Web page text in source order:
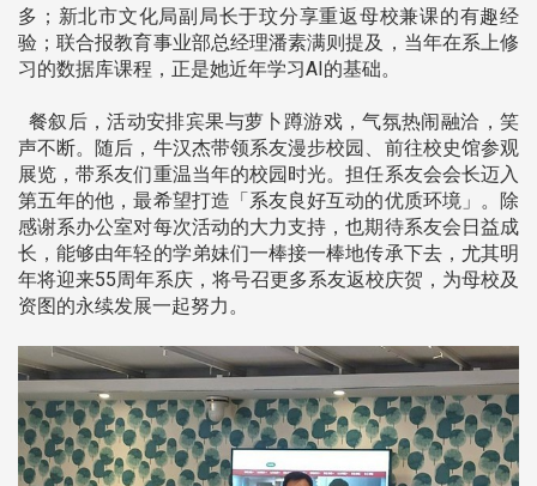
多；新北市文化局副局长于玟分享重返母校兼课的有趣经
验；联合报教育事业部总经理潘素满则提及，当年在系上修
习的数据库课程，正是她近年学习AI的基础。
餐叙后，活动安排宾果与萝卜蹲游戏，气氛热闹融洽，笑
声不断。随后，牛汉杰带领系友漫步校园、前往校史馆参观
展览，带系友们重温当年的校园时光。担任系友会会长迈入
第五年的他，最希望打造「系友良好互动的优质环境」。除
感谢系办公室对每次活动的大力支持，也期待系友会日益成
长，能够由年轻的学弟妹们一棒接一棒地传承下去，尤其明
年将迎来55周年系庆，将号召更多系友返校庆贺，为母校及
资图的永续发展一起努力。